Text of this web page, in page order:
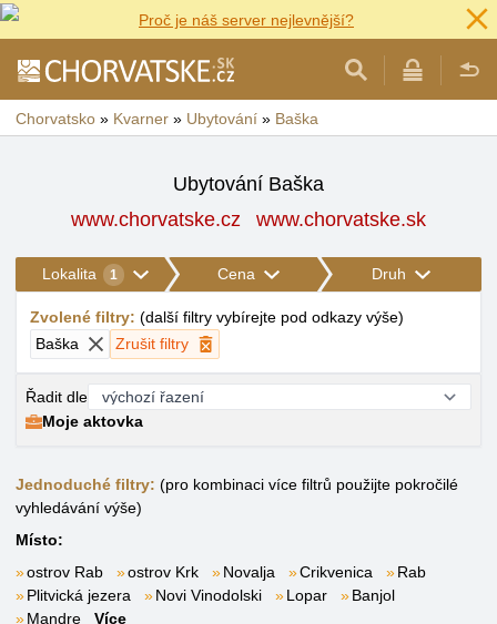
Proč je náš server nejlevnější?
Chorvatsko » Kvarner » Ubytování » Baška
Ubytování Baška
www.chorvatske.cz
www.chorvatske.sk
Lokalita 1 Cena Druh
Zvolené filtry: (další filtry vybírejte pod odkazy výše)
Baška
Zrušit filtry
Řadit dle
Moje aktovka
Jednoduché filtry: (pro kombinaci více filtrů použijte pokročilé
vyhledávání výše)
Místo:
ostrov Rab
ostrov Krk Novalja Crikvenica
Rab
Plitvická jezera
Novi Vinodolski Lopar
Banjol
Mandre
Více